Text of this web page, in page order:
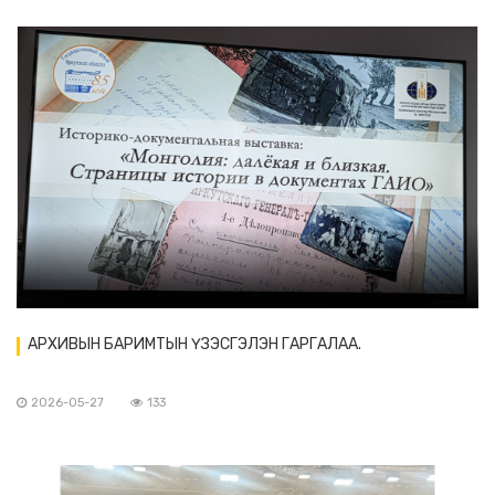
АРХИВЫН БАРИМТЫН ҮЗЭСГЭЛЭН ГАРГАЛАА.
2026-05-27 133